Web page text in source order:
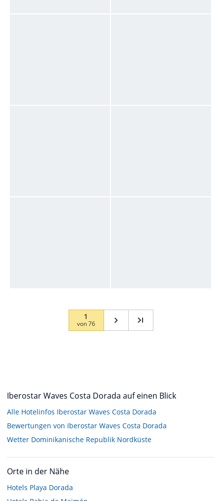
1
von76
Iberostar Waves Costa Dorada auf einen Blick
Alle Hotelinfos Iberostar Waves Costa Dorada
Bewertungen von Iberostar Waves Costa Dorada
Wetter Dominikanische Republik Nordküste
Orte in der Nähe
Hotels Playa Dorada